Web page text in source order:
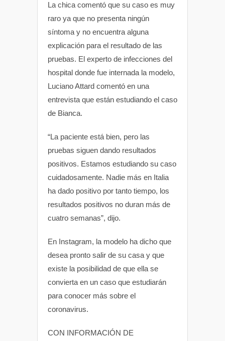
La chica comentó que su caso es muy
raro ya que no presenta ningún
síntoma y no encuentra alguna
explicación para el resultado de las
pruebas. El experto de infecciones del
hospital donde fue internada la modelo,
Luciano Attard comentó en una
entrevista que están estudiando el caso
de Bianca.
“La paciente está bien, pero las
pruebas siguen dando resultados
positivos. Estamos estudiando su caso
cuidadosamente. Nadie más en Italia
ha dado positivo por tanto tiempo, los
resultados positivos no duran más de
cuatro semanas”, dijo.
En Instagram, la modelo ha dicho que
desea pronto salir de su casa y que
existe la posibilidad de que ella se
convierta en un caso que estudiarán
para conocer más sobre el
coronavirus.
CON INFORMACIÓN DE